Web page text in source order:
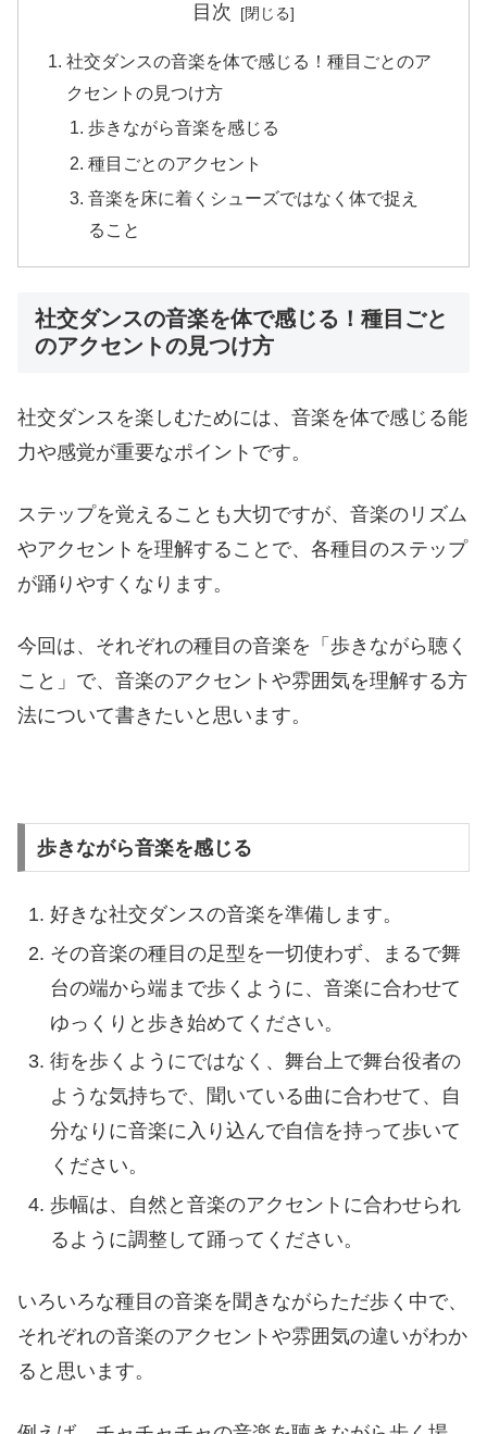
目次
社交ダンスの音楽を体で感じる！種目ごとのア
クセントの見つけ方
歩きながら音楽を感じる
種目ごとのアクセント
音楽を床に着くシューズではなく体で捉え
ること
社交ダンスの音楽を体で感じる！種目ごと
のアクセントの見つけ方
社交ダンスを楽しむためには、音楽を体で感じる能
力や感覚が重要なポイントです。
ステップを覚えることも大切ですが、音楽のリズム
やアクセントを理解することで、各種目のステップ
が踊りやすくなります。
今回は、それぞれの種目の音楽を「歩きながら聴く
こと」で、音楽のアクセントや雰囲気を理解する方
法について書きたいと思います。
歩きながら音楽を感じる
好きな社交ダンスの音楽を準備します。
その音楽の種目の足型を一切使わず、まるで舞
台の端から端まで歩くように、音楽に合わせて
ゆっくりと歩き始めてください。
街を歩くようにではなく、舞台上で舞台役者の
ような気持ちで、聞いている曲に合わせて、自
分なりに音楽に入り込んで自信を持って歩いて
ください。
歩幅は、自然と音楽のアクセントに合わせられ
るように調整して踊ってください。
いろいろな種目の音楽を聞きながらただ歩く中で、
それぞれの音楽のアクセントや雰囲気の違いがわか
ると思います。